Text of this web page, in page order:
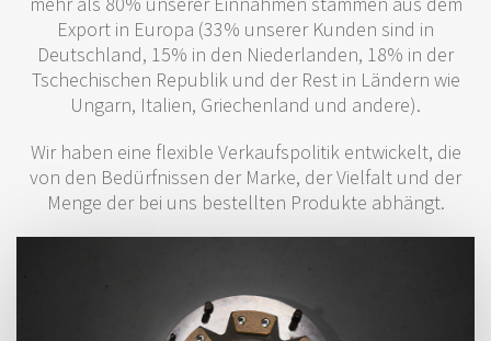
Export in Europa (33% unserer Kunden sind in
Deutschland, 15% in den Niederlanden, 18% in der
Tschechischen Republik und der Rest in Ländern wie
Ungarn, Italien, Griechenland und andere).
Wir haben eine flexible Verkaufspolitik entwickelt, die
von den Bedürfnissen der Marke, der Vielfalt und der
Menge der bei uns bestellten Produkte abhängt.